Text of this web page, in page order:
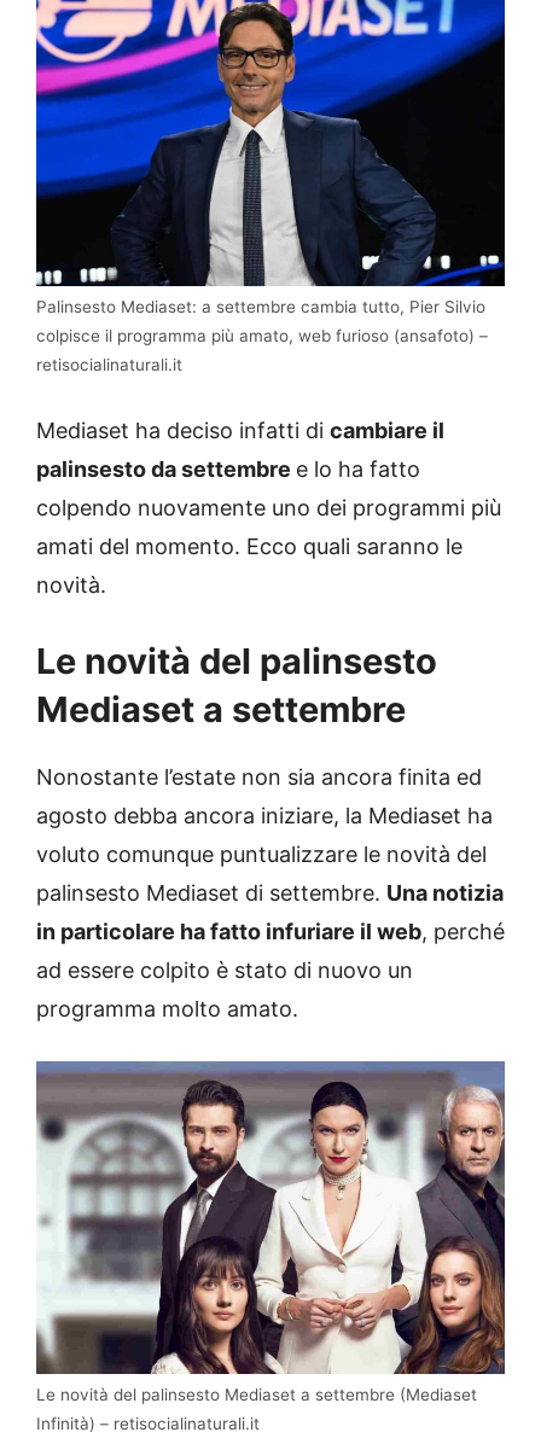
Palinsesto Mediaset: a settembre cambia tutto, Pier Silvio
colpisce il programma più amato, web furioso (ansafoto) –
retisocialinaturali.it
Mediaset ha deciso infatti di cambiare il
palinsesto da settembre e lo ha fatto
colpendo nuovamente uno dei programmi più
amati del momento. Ecco quali saranno le
novità.
Le novità del palinsesto
Mediaset a settembre
Nonostante l’estate non sia ancora finita ed
agosto debba ancora iniziare, la Mediaset ha
voluto comunque puntualizzare le novità del
palinsesto Mediaset di settembre. Una notizia
in particolare ha fatto infuriare il web, perché
ad essere colpito è stato di nuovo un
programma molto amato.
Le novità del palinsesto Mediaset a settembre (Mediaset
Infinità) – retisocialinaturali.it